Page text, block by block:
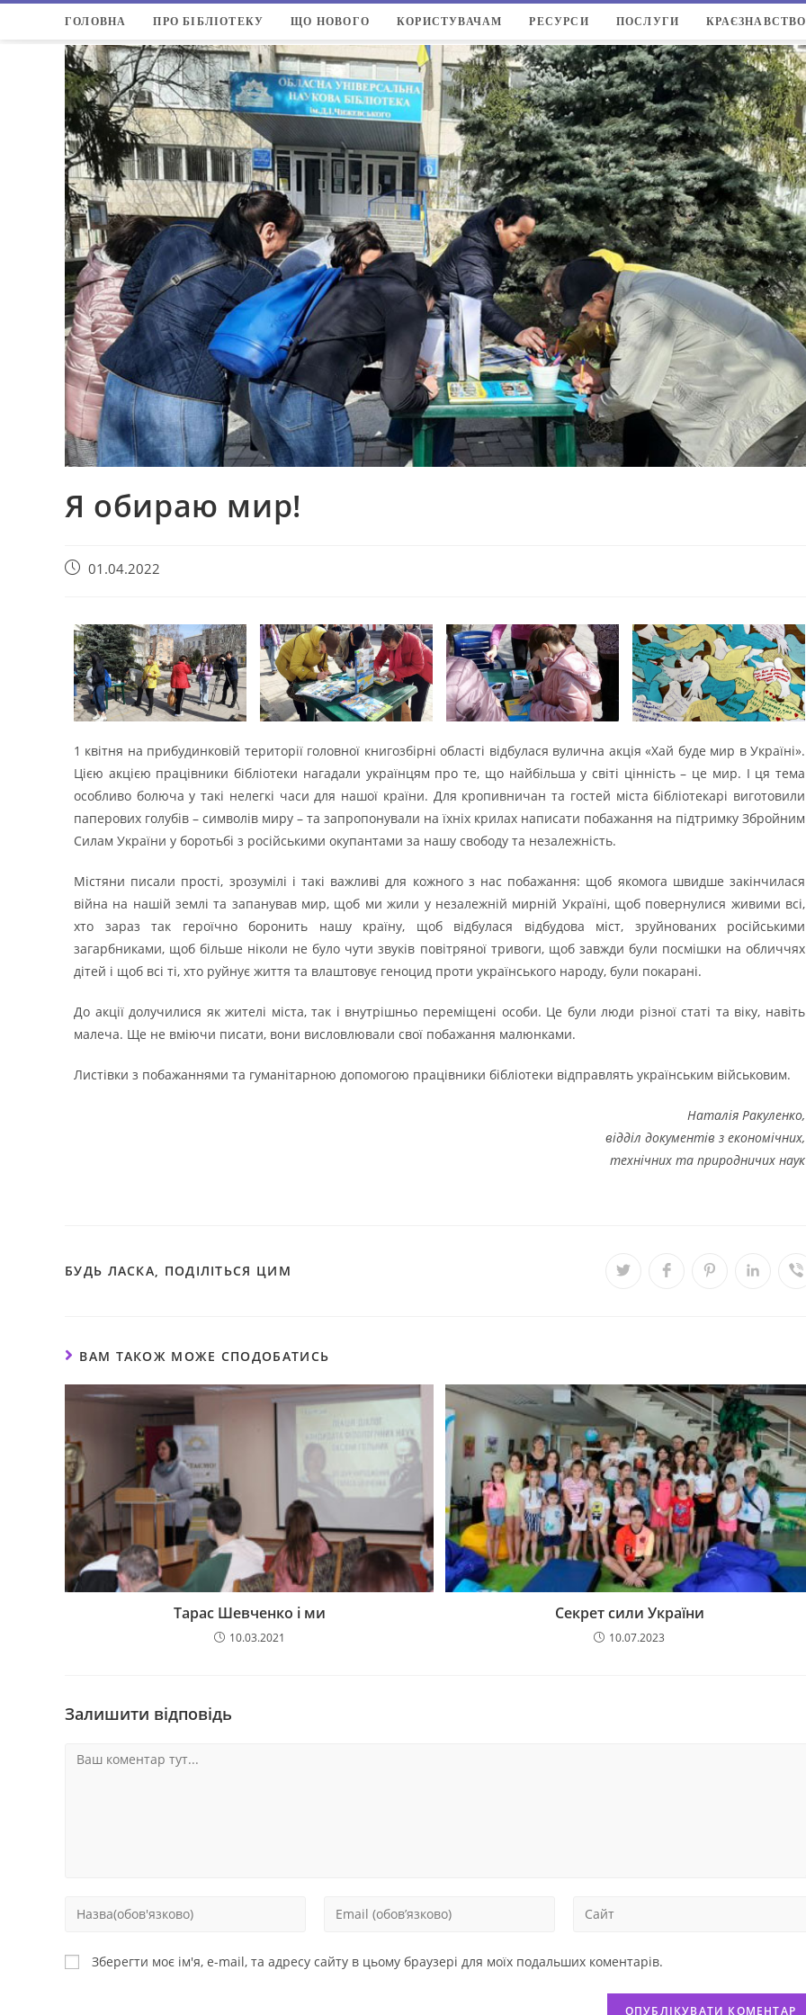
ГОЛОВНА ПРО БІБЛІОТЕКУ ЩО НОВОГО КОРИСТУВАЧАМ РЕСУРСИ ПОСЛУГИ КРАЄЗНАВСТВО
Я обираю мир!
01.04.2022
1 квітня на прибудинковій території головної книгозбірні області відбулася вулична акція «Хай буде мир в Україні».
Цією акцією працівники бібліотеки нагадали українцям про те, що найбільша у світі цінність – це мир. І ця тема
особливо болюча у такі нелегкі часи для нашої країни. Для кропивничан та гостей міста бібліотекарі виготовили
паперових голубів – символів миру – та запропонували на їхніх крилах написати побажання на підтримку Збройним
Силам України у боротьбі з російськими окупантами за нашу свободу та незалежність.
Містяни писали прості, зрозумілі і такі важливі для кожного з нас побажання: щоб якомога швидше закінчилася
війна на нашій землі та запанував мир, щоб ми жили у незалежній мирній Україні, щоб повернулися живими всі,
хто зараз так героїчно боронить нашу країну, щоб відбулася відбудова міст, зруйнованих російськими
загарбниками, щоб більше ніколи не було чути звуків повітряної тривоги, щоб завжди були посмішки на обличчях
дітей і щоб всі ті, хто руйнує життя та влаштовує геноцид проти українського народу, були покарані.
До акції долучилися як жителі міста, так і внутрішньо переміщені особи. Це були люди різної статі та віку, навіть
малеча. Ще не вміючи писати, вони висловлювали свої побажання малюнками.
Листівки з побажаннями та гуманітарною допомогою працівники бібліотеки відправлять українським військовим.
Наталія Ракуленко,
відділ документів з економічних,
технічних та природничих наук
БУДЬ ЛАСКА, ПОДІЛІТЬСЯ ЦИМ
ВАМ ТАКОЖ МОЖЕ СПОДОБАТИСЬ
Тарас Шевченко і ми
10.03.2021
Секрет сили України
10.07.2023
Залишити відповідь
Зберегти моє ім'я, e-mail, та адресу сайту в цьому браузері для моїх подальших коментарів.